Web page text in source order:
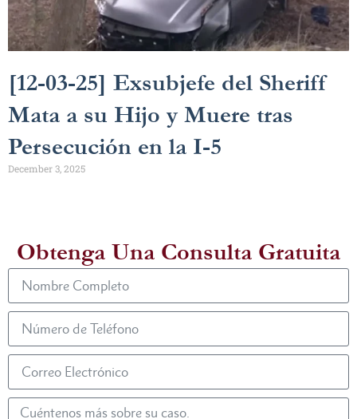
[12-03-25] Exsubjefe del Sheriff
Mata a su Hijo y Muere tras
Persecución en la I-5
December 3, 2025
Obtenga Una Consulta Gratuita